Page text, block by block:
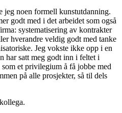
noen formell kunstutdanning.
godt med i det arbeidet som også
systematisering av kontrakter
hverandre veldig godt med tanke
Jeg vokste ikke opp i en
har satt meg godt inn i feltet i
et privilegium å få jobbe med
på alle prosjekter, så til dels